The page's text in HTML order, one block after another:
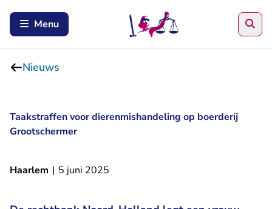
Menu
Nieuws
Taakstraffen voor dierenmishandeling op boerderij
Grootschermer
Haarlem | 5 juni 2025